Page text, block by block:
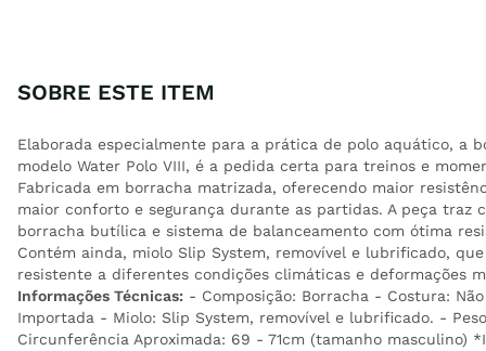
SOBRE ESTE ITEM
Elaborada especialmente para a prática de polo aquático, a
modelo Water Polo VIII, é a pedida certa para treinos e
Fabricada em borracha matrizada, oferecendo maior
maior conforto e segurança durante as partidas. A peça traz
borracha butílica e sistema de balanceamento com ótima
Contém ainda, miolo Slip System, removível e lubrificado,
resistente a diferentes condições climáticas e deformações
Informações Técnicas: - Composição: Borracha - Costura:
Importada - Miolo: Slip System, removível e lubrificado. -
Circunferência Aproximada: 69 - 71cm (tamanho masculino)